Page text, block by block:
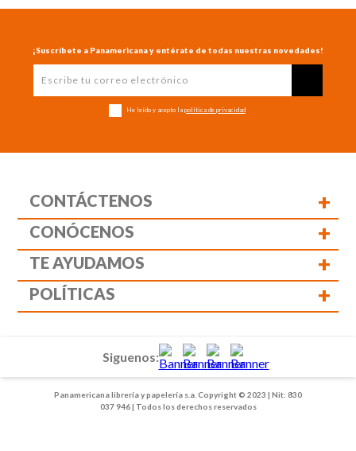
¡Suscríbete a Panamericana y entérate de todas nuestras novedades!
He leído y acepto la política de privacidad
CONTÁCTENOS +
CONÓCENOS +
TE AYUDAMOS +
POLÍTICAS +
Panamericana librería y papelería s.a. Copyright © 2023 | Nit: 830
037 946 | Todos los derechos reservados
Siguenos: